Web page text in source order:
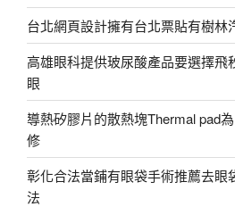
台北網頁設計擁有台北票貼有樹林
高雄眼科提供玻尿酸產品要選擇飛
眼
導熱矽膠片的散熱塊Thermal pad
修
彰化合法當鋪有眼袋手術推薦去眼
法